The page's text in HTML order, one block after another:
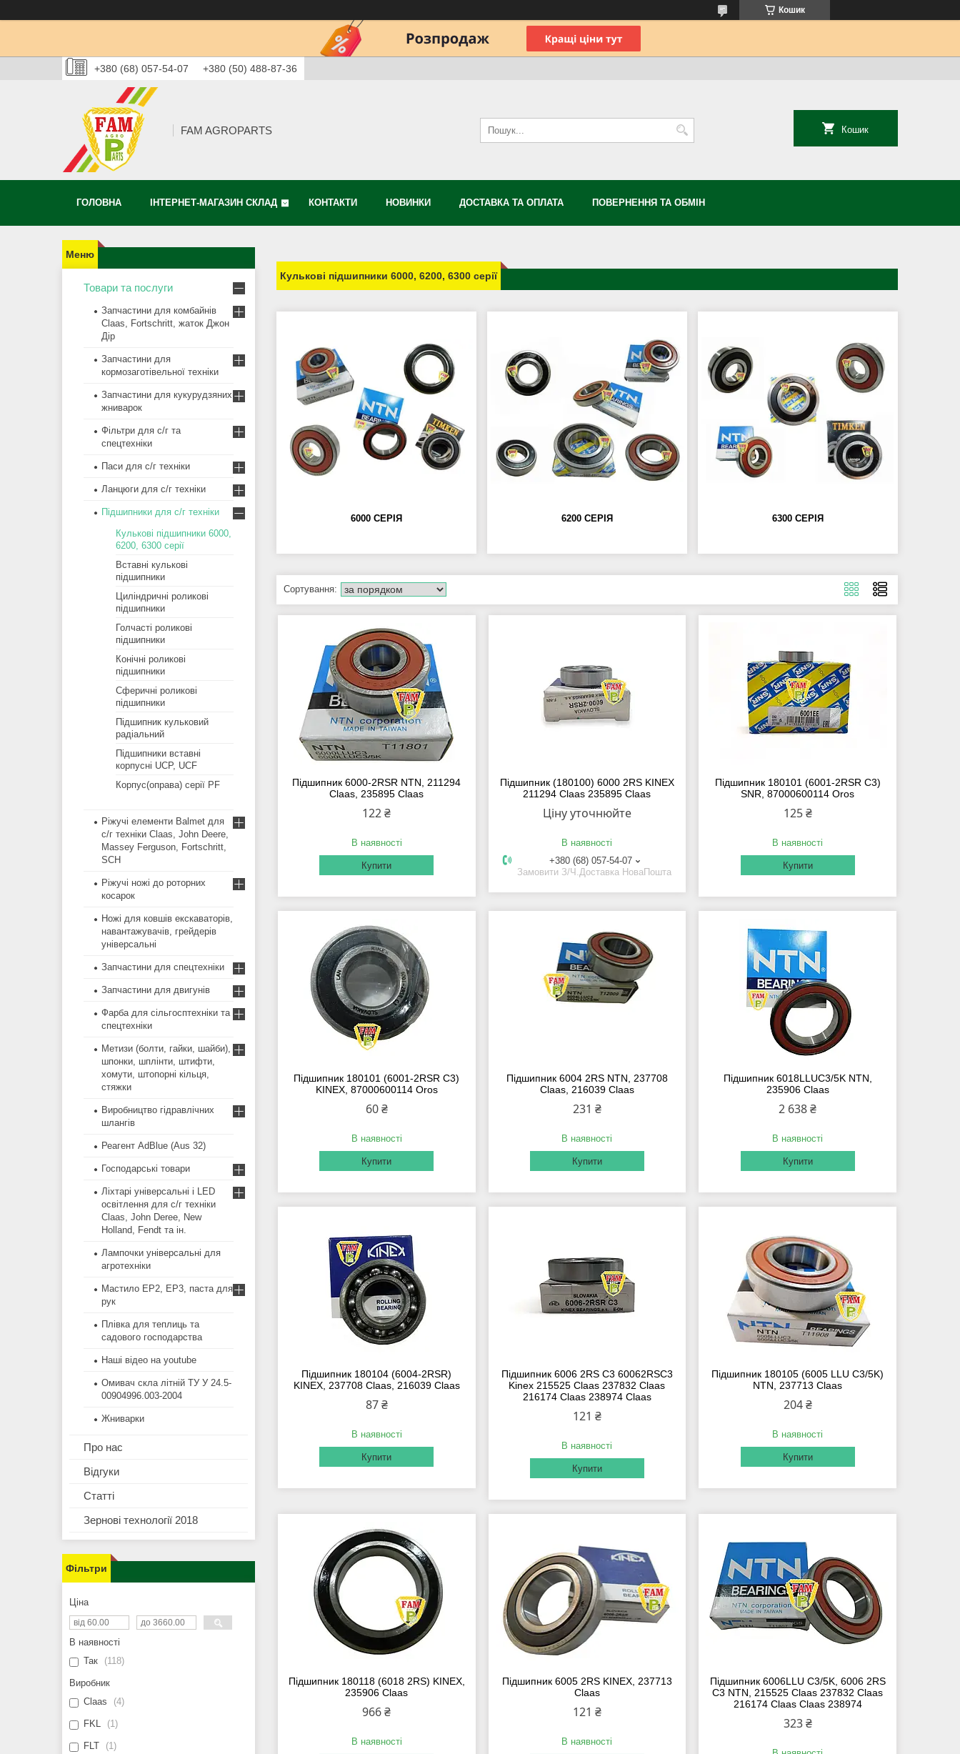
Кошик
+380 (68) 057-54-07 +380 (50) 488-87-36
FAM AGROPARTS Кошик
ГОЛОВНА ІНТЕРНЕТ-МАГАЗИН СКЛАД КОНТАКТИ НОВИНКИ ДОСТАВКА ТА ОПЛАТА ПОВЕРНЕННЯ ТА ОБМІН
Кулькові підшипники 6000, 6200, 6300 серії
6000 СЕРІЯ 6200 СЕРІЯ 6300 СЕРІЯ
Підшипник 6000-2RSR NTN, 211294
Claas, 235895 Claas
122 ₴
В наявності
Купити
Підшипник (180100) 6000 2RS KINEX
211294 Claas 235895 Claas
Ціну уточнюйте
В наявності
+380 (68) 057-54-07
Замовити З/Ч.Доставка НоваПошта
Підшипник 180101 (6001-2RSR C3)
SNR, 87000600114 Oros
125 ₴
В наявності
Купити
Підшипник 180101 (6001-2RSR C3)
KINEX, 87000600114 Oros
60 ₴
В наявності
Купити
Підшипник 6004 2RS NTN, 237708
Claas, 216039 Claas
231 ₴
В наявності
Купити
Підшипник 6018LLUC3/5K NTN,
235906 Claas
2 638 ₴
В наявності
Купити
Підшипник 180104 (6004-2RSR)
KINEX, 237708 Claas, 216039 Claas
87 ₴
В наявності
Купити
Підшипник 6006 2RS C3 60062RSC3
Kinex 215525 Claas 237832 Claas
216174 Claas 238974 Claas
121 ₴
В наявності
Купити
Підшипник 180105 (6005 LLU С3/5K)
NTN, 237713 Claas
204 ₴
В наявності
Купити
Підшипник 180118 (6018 2RS) KINEX,
235906 Claas
966 ₴
В наявності
Підшипник 6005 2RS KINEX, 237713
Claas
121 ₴
В наявності
Підшипник 6006LLU C3/5K, 6006 2RS
C3 NTN, 215525 Claas 237832 Claas
216174 Claas Claas 238974
323 ₴
Товари та послуги
Запчастини для комбайнів
Claas, Fortschritt, жаток Джон
Дір
Запчастини для
кормозаготівельної техніки
Запчастини для кукурудзяних
жниварок
Фільтри для с/г та
спецтехніки
Паси для с/г техніки
Ланцюги для с/г техніки
Підшипники для с/г техніки
Кулькові підшипники 6000,
6200, 6300 серії
Вставні кулькові
підшипники
Циліндричні роликові
підшипники
Голчасті роликові
підшипники
Конічні роликові
підшипники
Сферичні роликові
підшипники
Підшипник кульковий
радіальний
Підшипники вставні
корпусні UCP, UCF
Корпус(оправа) серії PF
Ріжучі елементи Balmet для
с/г техніки Claas, John Deere,
Massey Ferguson, Fortschritt,
SCH
Ріжучі ножі до роторних
косарок
Ножі для ковшів екскаваторів,
навантажувачів, грейдерів
універсальні
Запчастини для спецтехніки
Запчастини для двигунів
Фарба для сільгосптехніки та
спецтехніки
Метизи (болти, гайки, шайби),
шпонки, шплінти, штифти,
хомути, штопорні кільця,
стяжки
Виробництво гідравлічних
шлангів
Реагент AdBlue (Aus 32)
Господарські товари
Ліхтарі універсальні і LED
освітлення для с/г техніки
Claas, John Deree, New
Holland, Fendt та ін.
Лампочки універсальні для
агротехніки
Мастило EP2, EP3, паста для
рук
Плівка для теплиць та
садового господарства
Наші відео на youtube
Омивач скла літній ТУ У 24.5-
00904996.003-2004
Жниварки
Про нас
Відгуки
Статті
Зернові технології 2018
Фільтри
Ціна
В наявності
Так
118
Виробник
Claas
4
FKL 1
FLT 1